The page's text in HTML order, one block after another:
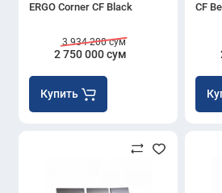
ERGO Corner CF Black
2 750 000 сум
3 934 200 сум
Купить
CF